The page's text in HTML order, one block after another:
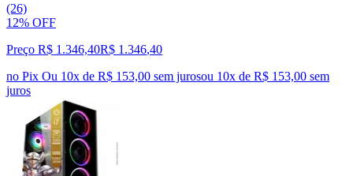
(26)
12% OFF
Preço R$ 1.346,40R$ 1.346,40
no Pix Ou 10x de R$ 153,00 sem jurosou 10x de R$ 153,00 sem
juros